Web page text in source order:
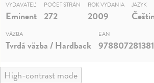
VYDAVATEĽ
Eminent
POČET STRÁN
272
ROK VYDANIA
2009
JAZYK
VÄZBA
Tvrdá väzba / Hardback
EAN
High-contrast mode